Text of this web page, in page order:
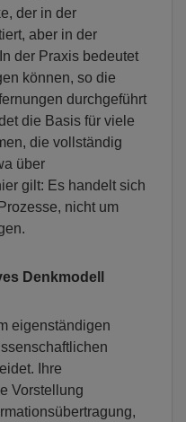
der in der
aber in der
der Praxis bedeutet
können, so die
durchgeführt
die Basis für viele
die vollständig
über
gilt: Es handelt sich
nicht um
Denkmodell
eigenständigen
Ihre
Vorstellung